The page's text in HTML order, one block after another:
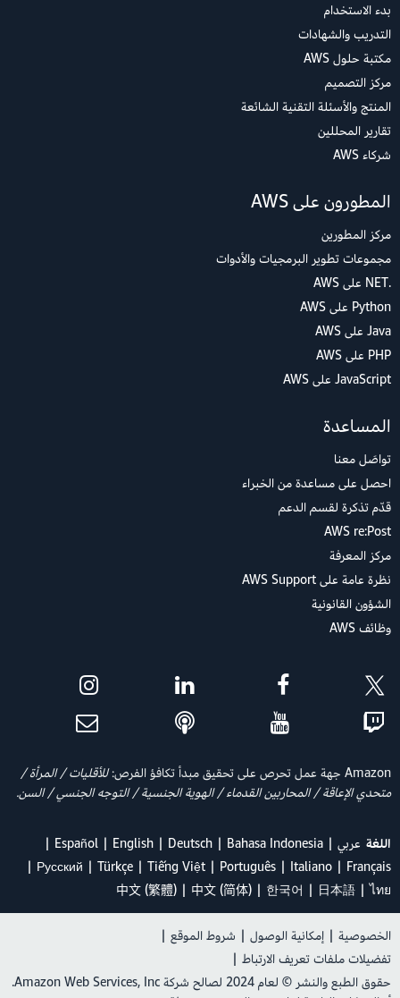
بدء الاستخدام
التدريب والشهادات
مكتبة حلول AWS
مركز التصميم
المنتج والأسئلة التقنية الشائعة
تقارير المحللين
شركاء AWS
المطورون على AWS
مركز المطورين
مجموعات تطوير البرمجيات والأدوات
.NET على AWS
Python على AWS
Java على AWS
PHP على AWS
JavaScript على AWS
المساعدة
تواصَل معنا
احصل على مساعدة من الخبراء
قدّم تذكرة لقسم الدعم
AWS re:Post
مركز المعرفة
نظرة عامة على AWS Support
الشؤون القانونية
وظائف AWS
Amazon جهة عمل تحرص على تحقيق مبدأ تكافؤ الفرص:
للأقليات / المرأة /
متحدي الإعاقة / المحاربين القدماء / الهوية الجنسية / التوجه الجنسي / السن.
اللغة عربي Bahasa Indonesia
Deutsch
English
Español
Français
Italiano
Português
Tiếng Việt
Türkçe
Ρусский
ไทย
日本語
한국어
中文 (简体)
中文 (繁體)
الخصوصية | إمكانية الوصول | شروط الموقع |
تفضيلات ملفات تعريف الارتباط |
حقوق الطبع والنشر © لعام 2024 لصالح شركة Amazon Web Services, Inc.